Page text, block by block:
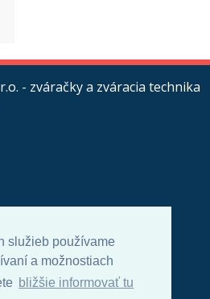
služieb používame
a možnostiach
bližšie informovať tu
- zváračky a zváracia technika